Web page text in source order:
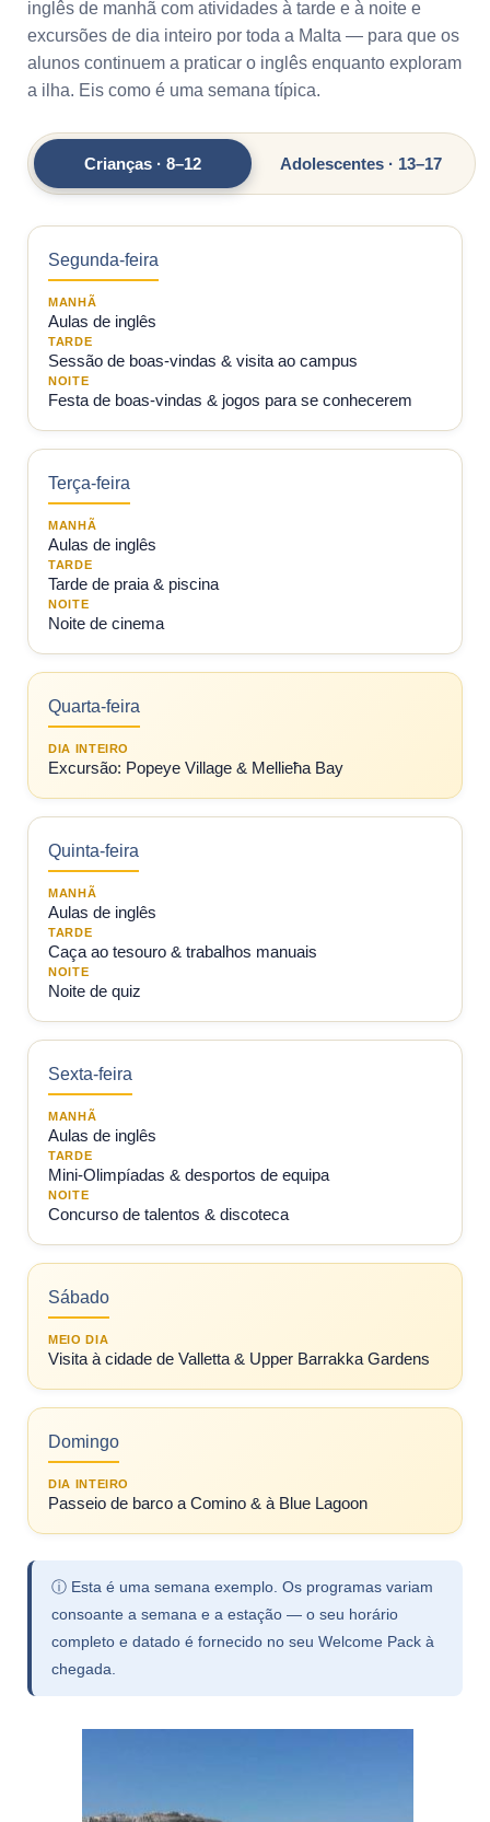
inglês de manhã com atividades à tarde e à noite e
excursões de dia inteiro por toda a Malta — para que os
alunos continuem a praticar o inglês enquanto exploram
a ilha. Eis como é uma semana típica.
Crianças · 8–12 Adolescentes · 13–17
Segunda-feira
MANHÃ
Aulas de inglês
TARDE
Sessão de boas-vindas & visita ao campus
NOITE
Festa de boas-vindas & jogos para se conhecerem
Terça-feira
MANHÃ
Aulas de inglês
TARDE
Tarde de praia & piscina
NOITE
Noite de cinema
Quarta-feira
DIA INTEIRO
Excursão: Popeye Village & Mellieħa Bay
Quinta-feira
MANHÃ
Aulas de inglês
TARDE
Caça ao tesouro & trabalhos manuais
NOITE
Noite de quiz
Sexta-feira
MANHÃ
Aulas de inglês
TARDE
Mini-Olimpíadas & desportos de equipa
NOITE
Concurso de talentos & discoteca
Sábado
MEIO DIA
Visita à cidade de Valletta & Upper Barrakka Gardens
Domingo
DIA INTEIRO
Passeio de barco a Comino & à Blue Lagoon
ⓘ Esta é uma semana exemplo. Os programas variam
consoante a semana e a estação — o seu horário
completo e datado é fornecido no seu Welcome Pack à
chegada.